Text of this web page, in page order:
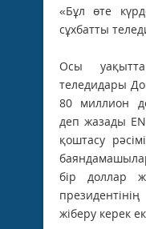
«Бұл өте
сұхбатты
Осы
теледидары
80 миллион
деп жазады
қоштасу
бір доллар
жіберу керек